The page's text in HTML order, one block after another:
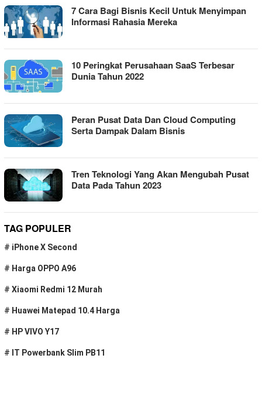
7 Cara Bagi Bisnis Kecil Untuk Menyimpan
Informasi Rahasia Mereka
10 Peringkat Perusahaan SaaS Terbesar
Dunia Tahun 2022
Peran Pusat Data Dan Cloud Computing
Serta Dampak Dalam Bisnis
Tren Teknologi Yang Akan Mengubah Pusat
Data Pada Tahun 2023
TAG POPULER
# iPhone X Second
# Harga OPPO A96
# Xiaomi Redmi 12 Murah
# Huawei Matepad 10.4 Harga
# HP VIVO Y17
# IT Powerbank Slim PB11